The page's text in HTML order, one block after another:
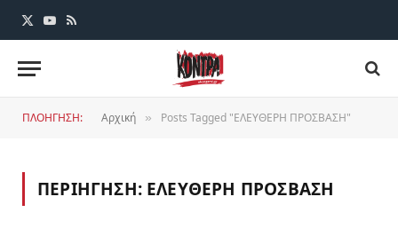
X
YouTube
RSS
ΠΛΟΗΓΗΣΗ: Αρχική » Posts Tagged "ΕΛΕΥΘΕΡΗ ΠΡΟΣΒΑΣΗ"
ΠΕΡΙΗΓΗΣΗ: ΕΛΕΥΘΕΡΗ ΠΡΟΣΒΑΣΗ